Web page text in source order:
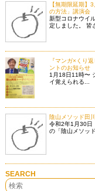
【無期限延期】
の方法」講演会
新型コロナウイ
定しました。 皆
『マンガ×くり
ントのお知らせ
1月18日11時〜
イ覚えられる...
陰山メソッド田
令和2年1月30日
の「陰山メソッ
SEARCH